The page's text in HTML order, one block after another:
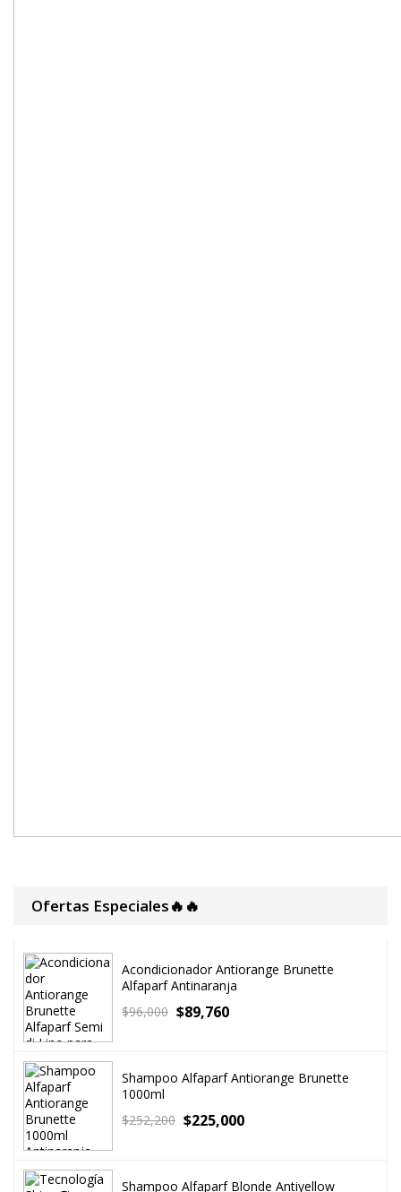
Ofertas Especiales🔥🔥
Acondicionador Antiorange Brunette
Alfaparf Antinaranja
$96,000 $89,760
Shampoo Alfaparf Antiorange Brunette
1000ml
$252,200 $225,000
Shampoo Alfaparf Blonde Antiyellow